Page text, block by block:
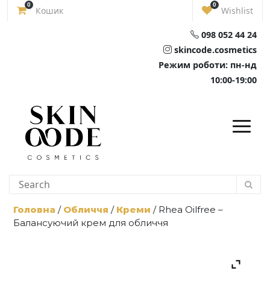
Skip
0
Кошик
0
Wishlist
098 052 44 24
skincode.cosmetics
Режим роботи: пн-нд
10:00-19:00
Головна / Обличчя / Креми / Rhea Oilfree –
Балансуючий крем для обличчя